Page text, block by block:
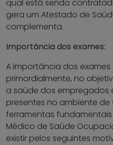
qual está sendo
gera um Atestado de
complementa.
Importância dos exames:
A importância dos
primordialmente, no
a saúde dos empregados
presentes no ambiente de
ferramentas
Médico de Saúde
existir pelos seguintes